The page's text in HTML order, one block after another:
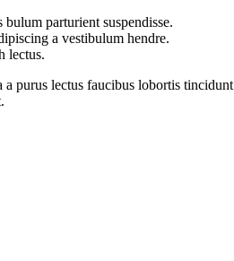
parturient suspendisse.
a vestibulum hendre.
lectus.
purus lectus faucibus lobortis